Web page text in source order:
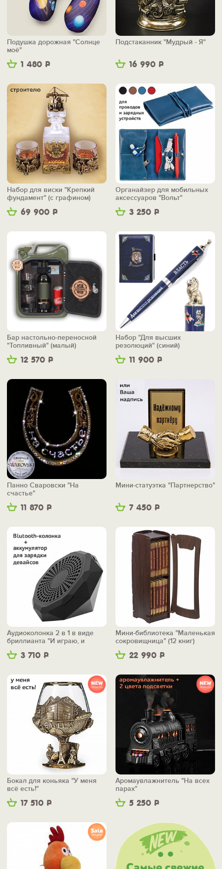
1 480 Р
Подушка дорожная "Солнце
моё"
16 990 Р
Подстаканник "Мудрый - Я"
69 900 Р
Набор для виски "Крепкий
фундамент" (с графином)
3 250 Р
Органайзер для мобильных
аксессуаров "Вольт"
12 570 Р
Бар настольно-переносной
"Топливный" (малый)
11 900 Р
Набор "Для высших
резолюций" (синий)
11 870 Р
Панно Сваровски "На
счастье"
7 450 Р
Мини-статуэтка "Партнерство"
3 710 Р
Аудиоколонка 2 в 1 в виде
бриллианта "И играю, и
заряжаю"
22 990 Р
Мини-библиотека "Маленькая
сокровищница" (12 книг)
17 510 Р
Бокал для коньяка "У меня
всё есть!"
5 250 Р
Аромаувлажнитель "На всех
парах"